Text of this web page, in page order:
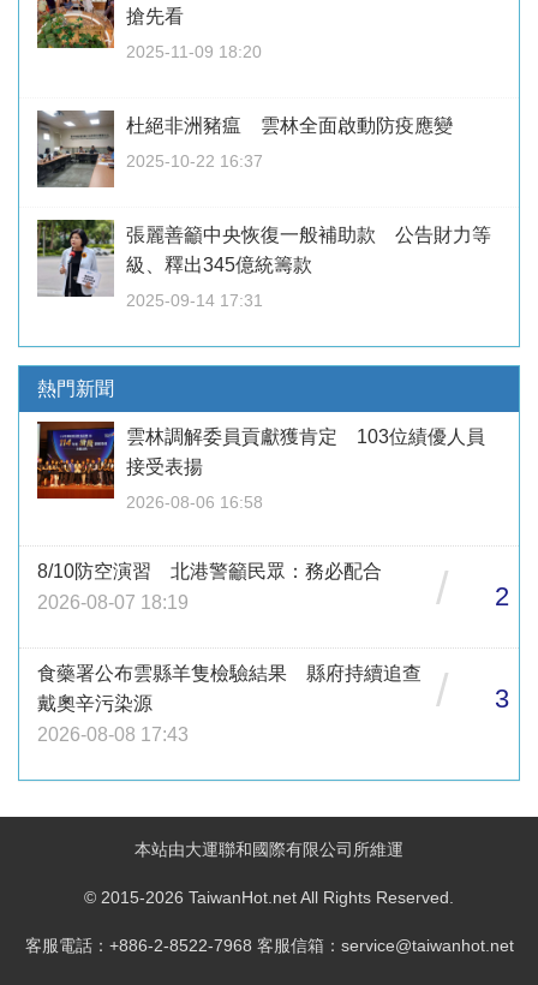
搶先看
2025-11-09 18:20
杜絕非洲豬瘟 雲林全面啟動防疫應變
2025-10-22 16:37
張麗善籲中央恢復一般補助款 公告財力等
級、釋出345億統籌款
2025-09-14 17:31
熱門新聞
雲林調解委員貢獻獲肯定 103位績優人員
接受表揚
2026-08-06 16:58
8/10防空演習 北港警籲民眾：務必配合
2026-08-07 18:19
/ 2
食藥署公布雲縣羊隻檢驗結果 縣府持續追查
戴奧辛污染源
2026-08-08 17:43
/ 3
本站由大運聯和國際有限公司所維運
© 2015-2026 TaiwanHot.net All Rights Reserved.
客服電話：+886-2-8522-7968 客服信箱：service@taiwanhot.net